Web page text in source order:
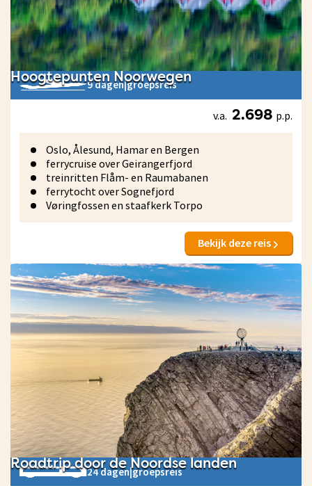
Hoogtepunten Noorwegen
9 dagen|groepsreis
v.a. 2.698 p.p.
Oslo, Ålesund, Hamar en Bergen
ferrycruise over Geirangerfjord
treinritten Flåm- en Raumabanen
ferrytocht over Sognefjord
Vøringfossen en staafkerk Torpo
Bekijk deze reis
Roadtrip door de Noordse landen
24 dagen|groepsreis